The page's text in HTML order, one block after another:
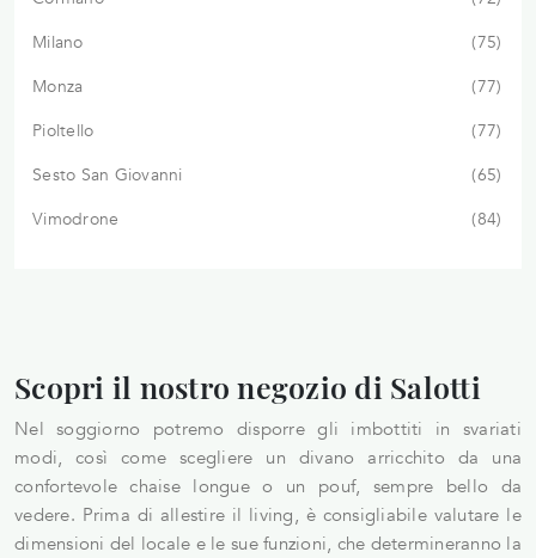
Milano
75
Monza
77
Pioltello
77
Sesto San Giovanni
65
Vimodrone
84
Scopri il nostro negozio di Salotti
Nel soggiorno potremo disporre gli imbottiti in svariati
modi, così come scegliere un divano arricchito da una
confortevole chaise longue o un pouf, sempre bello da
vedere. Prima di allestire il living, è consigliabile valutare le
dimensioni del locale e le sue funzioni, che determineranno la